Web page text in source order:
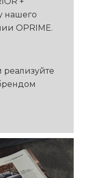
нашего
OPRIME.